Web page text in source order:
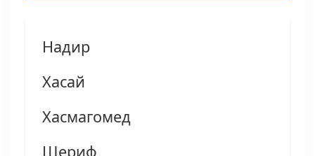
Надир
Хасай
Хасмагомед
Шериф